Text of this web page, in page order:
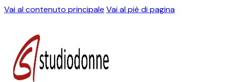
Vai al contenuto principale Vai al piè di pagina